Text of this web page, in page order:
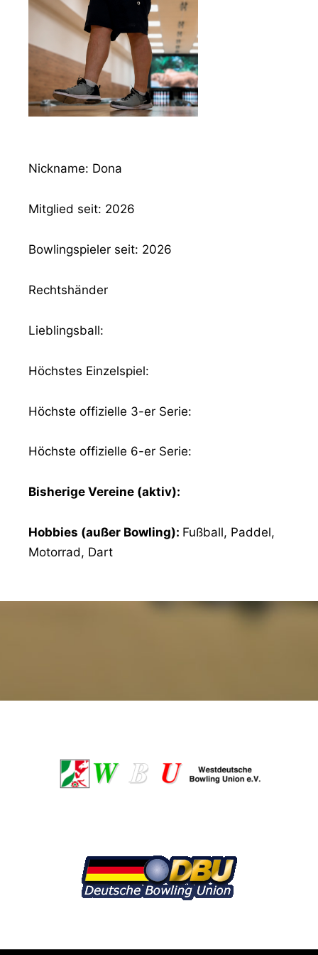
Nickname: Dona
Mitglied seit: 2026
Bowlingspieler seit: 2026
Rechtshänder
Lieblingsball:
Höchstes Einzelspiel:
Höchste offizielle 3-er Serie:
Höchste offizielle 6-er Serie:
Bisherige Vereine (aktiv):
Hobbies (außer Bowling): Fußball, Paddel,
Motorrad, Dart